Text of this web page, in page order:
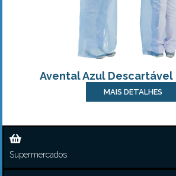
Avental Azul Descartável
MAIS DETALHES
Supermercados